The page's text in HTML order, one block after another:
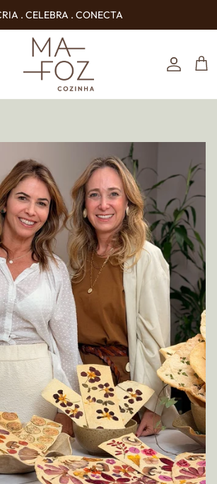
. CELEBRA . CONECTA
Conta